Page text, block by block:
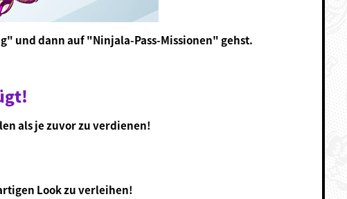
und dann auf "Ninjala-Pass-Missionen" gehst.
als je zuvor zu verdienen!
Look zu verleihen!